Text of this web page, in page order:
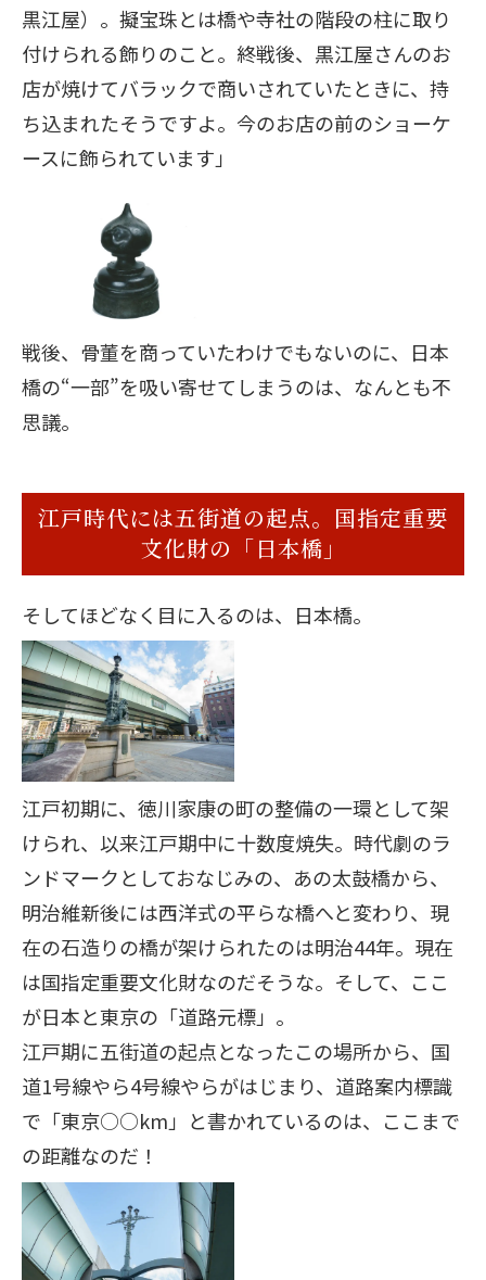
黒江屋）。擬宝珠とは橋や寺社の階段の柱に取り
付けられる飾りのこと。終戦後、黒江屋さんのお
店が焼けてバラックで商いされていたときに、持
ち込まれたそうですよ。今のお店の前のショーケ
ースに飾られています」
戦後、骨董を商っていたわけでもないのに、日本
橋の“一部”を吸い寄せてしまうのは、なんとも不
思議。
江戸時代には五街道の起点。国指定重要
文化財の「日本橋」
そしてほどなく目に入るのは、日本橋。
江戸初期に、徳川家康の町の整備の一環として架
けられ、以来江戸期中に十数度焼失。時代劇のラ
ンドマークとしておなじみの、あの太鼓橋から、
明治維新後には西洋式の平らな橋へと変わり、現
在の石造りの橋が架けられたのは明治44年。現在
は国指定重要文化財なのだそうな。そして、ここ
が日本と東京の「道路元標」。
江戸期に五街道の起点となったこの場所から、国
道1号線やら4号線やらがはじまり、道路案内標識
で「東京○○km」と書かれているのは、ここまで
の距離なのだ！